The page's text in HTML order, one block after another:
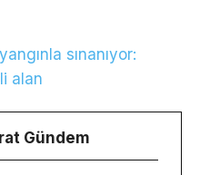
sınanıyor:
alan
Gündem